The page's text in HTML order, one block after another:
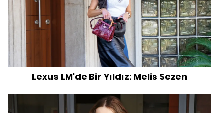
Lexus LM'de Bir Yıldız: Melis Sezen